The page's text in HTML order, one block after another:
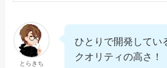
とらきち
ひとりで開発してい
クオリティの高さ！